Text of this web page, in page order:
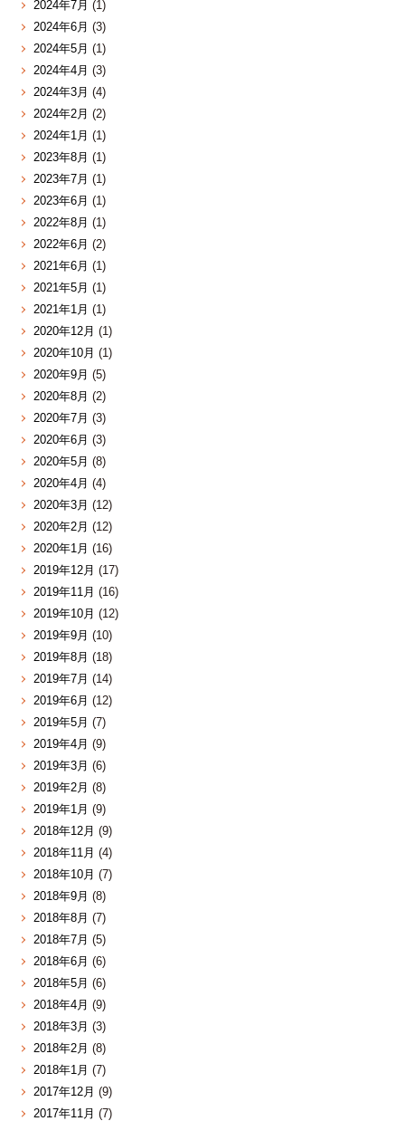
2024年7月 (1)
2024年6月 (3)
2024年5月 (1)
2024年4月 (3)
2024年3月 (4)
2024年2月 (2)
2024年1月 (1)
2023年8月 (1)
2023年7月 (1)
2023年6月 (1)
2022年8月 (1)
2022年6月 (2)
2021年6月 (1)
2021年5月 (1)
2021年1月 (1)
2020年12月 (1)
2020年10月 (1)
2020年9月 (5)
2020年8月 (2)
2020年7月 (3)
2020年6月 (3)
2020年5月 (8)
2020年4月 (4)
2020年3月 (12)
2020年2月 (12)
2020年1月 (16)
2019年12月 (17)
2019年11月 (16)
2019年10月 (12)
2019年9月 (10)
2019年8月 (18)
2019年7月 (14)
2019年6月 (12)
2019年5月 (7)
2019年4月 (9)
2019年3月 (6)
2019年2月 (8)
2019年1月 (9)
2018年12月 (9)
2018年11月 (4)
2018年10月 (7)
2018年9月 (8)
2018年8月 (7)
2018年7月 (5)
2018年6月 (6)
2018年5月 (6)
2018年4月 (9)
2018年3月 (3)
2018年2月 (8)
2018年1月 (7)
2017年12月 (9)
2017年11月 (7)